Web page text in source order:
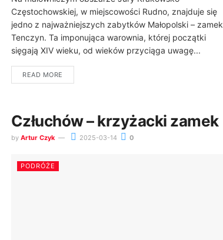
Częstochowskiej, w miejscowości Rudno, znajduje się
jedno z najważniejszych zabytków Małopolski – zamek
Tenczyn. Ta imponująca warownia, której początki
sięgają XIV wieku, od wieków przyciąga uwagę...
READ MORE
Człuchów – krzyżacki zamek
by Artur Czyk 2025-03-14 0
PODRÓŻE